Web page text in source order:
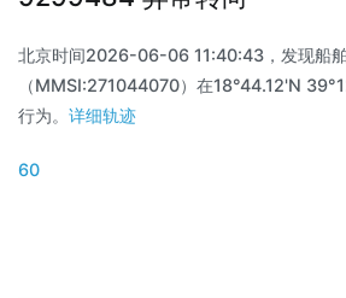
北京时间2026-06-06 11:40:43，发现船
（MMSI:271044070）在18°44.12'N
行为。 详细轨迹
60